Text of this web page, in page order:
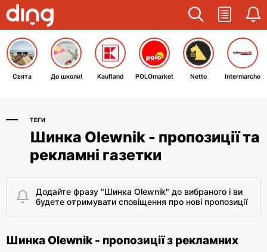
Свята До школи! Kaufland POLOmarket Netto Intermarche
ТЕГИ
Шинка Olewnik - пропозиції та
рекламні газетки
Додайте фразу "Шинка Olewnik" до вибраного і ви
будете отримувати сповіщення про нові пропозиції
Шинка Olewnik - пропозиції з рекламних